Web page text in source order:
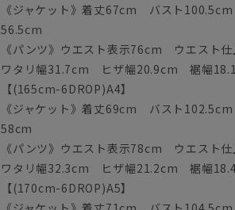
《ジャケット》着丈67cm バスト
56.5cm
《パンツ》ウエスト表示76cm ウエス
ワタリ幅31.7cm ヒザ幅20.9cm 裾幅
【(165cm-6DROP)A4】
《ジャケット》着丈69cm バスト
58cm
《パンツ》ウエスト表示78cm ウエス
ワタリ幅32.3cm ヒザ幅21.2cm 裾幅
【(170cm-6DROP)A5】